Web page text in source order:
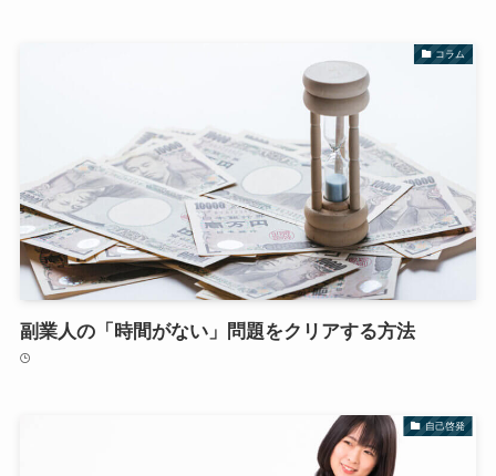
コラム
副業人の「時間がない」問題をクリアする方法
自己啓発